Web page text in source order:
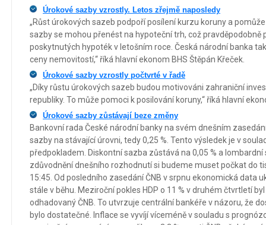
Úrokové sazby vzrostly. Letos zřejmě naposledy
„Růst úrokových sazeb podpoří posílení kurzu koruny a
sazby se mohou přenést na hypoteční trh, což pravděpodobně
poskytnutých hypoték v letošním roce. Česká národní banka
ceny nemovitostí,“ říká hlavní ekonom BHS Štěpán Křeček.
Úrokové sazby vzrostly počtvrté v řadě
„Díky růstu úrokových sazeb budou motivováni zahraniční
republiky. To může pomoci k posilování koruny,“ říká hlavní
Úrokové sazby zůstávají beze změny
Bankovní rada České národní banky na svém dnešním
sazby na stávající úrovni, tedy 0,25 %. Tento výsledek je v
předpokladem. Diskontní sazba zůstává na 0,05 % a lombardní
zdůvodnění dnešního rozhodnutí si budeme muset počkat do
15:45. Od posledního zasedání ČNB v srpnu ekonomická data
stále v běhu. Meziroční pokles HDP o 11 % v druhém čtvrtletí
odhadovaný ČNB. To utvrzuje centrální bankéře v názoru, že
bylo dostatečné. Inflace se vyvíjí víceméně v souladu s